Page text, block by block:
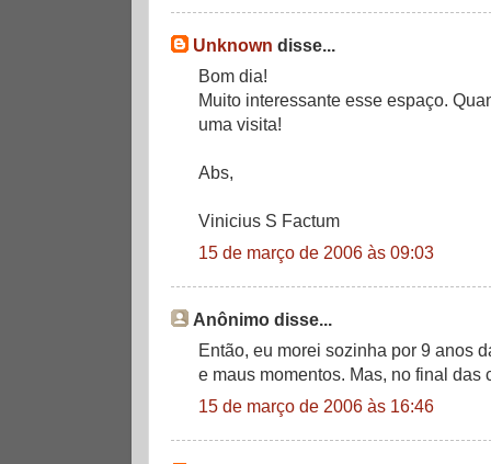
Unknown disse...
Bom dia!
Muito interessante esse espaço.
uma visita!
Abs,
Vinicius S Factum
15 de março de 2006 às 09:03
Anônimo disse...
Então, eu morei sozinha por 9 anos
e maus momentos. Mas, no final das
15 de março de 2006 às 16:46